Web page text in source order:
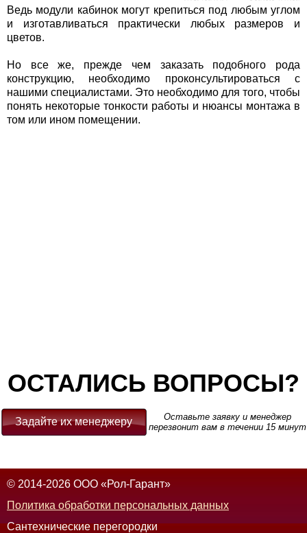
Ведь модули кабинок могут крепиться под любым углом
и изготавливаться практически любых размеров и
цветов.
Но все же, прежде чем заказать подобного рода
конструкцию, необходимо проконсультироваться с
нашими специалистами. Это необходимо для того, чтобы
понять некоторые тонкости работы и нюансы монтажа в
том или ином помещении.
ОСТАЛИСЬ ВОПРОСЫ?
Задайте их менеджеру
Оставьте заявку и менеджер
перезвонит вам в течении 15 минут
© 2014-2026 ООО «Рол-Гарант»
Политика обработки персональных данных
Сантехнические перегородки